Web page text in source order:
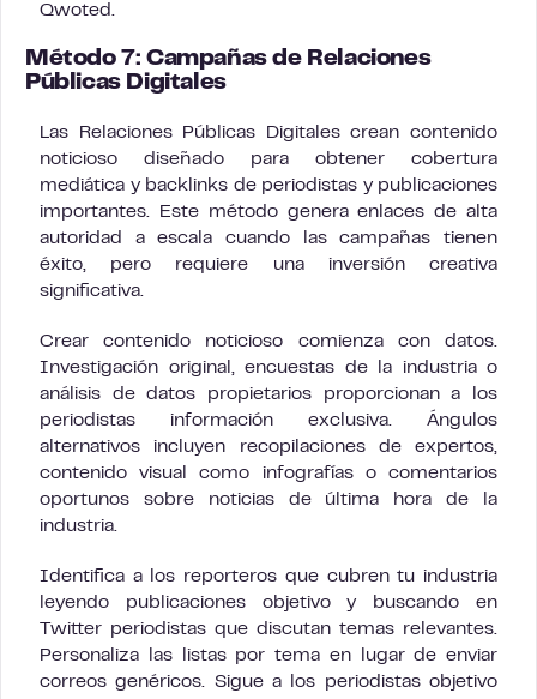
Qwoted.
Método 7: Campañas de Relaciones
Públicas Digitales
Las Relaciones Públicas Digitales crean contenido
noticioso diseñado para obtener cobertura
mediática y backlinks de periodistas y publicaciones
importantes. Este método genera enlaces de alta
autoridad a escala cuando las campañas tienen
éxito, pero requiere una inversión creativa
significativa.
Crear contenido noticioso comienza con datos.
Investigación original, encuestas de la industria o
análisis de datos propietarios proporcionan a los
periodistas información exclusiva. Ángulos
alternativos incluyen recopilaciones de expertos,
contenido visual como infografías o comentarios
oportunos sobre noticias de última hora de la
industria.
Identifica a los reporteros que cubren tu industria
leyendo publicaciones objetivo y buscando en
Twitter periodistas que discutan temas relevantes.
Personaliza las listas por tema en lugar de enviar
correos genéricos. Sigue a los periodistas objetivo